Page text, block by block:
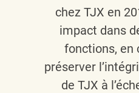
chez TJX en
impact dans
fonctions, en
préserver
de TJX à